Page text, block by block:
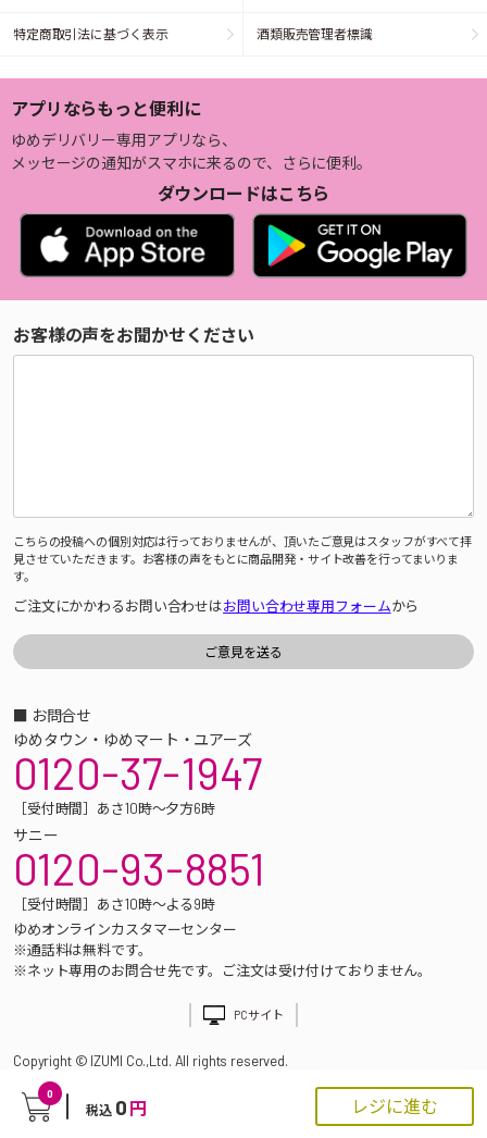
0
税込 0 円 レジに進む
特定商取引法に基づく表示 酒類販売管理者標識
アプリならもっと便利に
ゆめデリバリー専用アプリなら、
メッセージの通知がスマホに来るので、さらに便利。
ダウンロードはこちら
お客様の声をお聞かせください
こちらの投稿への個別対応は行っておりませんが、頂いたご意見はスタッフがすべて拝
見させていただきます。お客様の声をもとに商品開発・サイト改善を行ってまいりま
す。
ご注文にかかわるお問い合わせはお問い合わせ専用フォームから
■ お問合せ
ゆめタウン・ゆめマート・ユアーズ
0120-37-1947
［受付時間］あさ10時～夕方6時
サニー
0120-93-8851
［受付時間］あさ10時～よる9時
ゆめオンラインカスタマーセンター
※通話料は無料です。
※ネット専用のお問合せ先です。ご注文は受け付けておりません。
PCサイト
Copyright © IZUMI Co.,Ltd. All rights reserved.